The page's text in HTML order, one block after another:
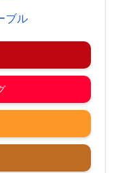
ブル